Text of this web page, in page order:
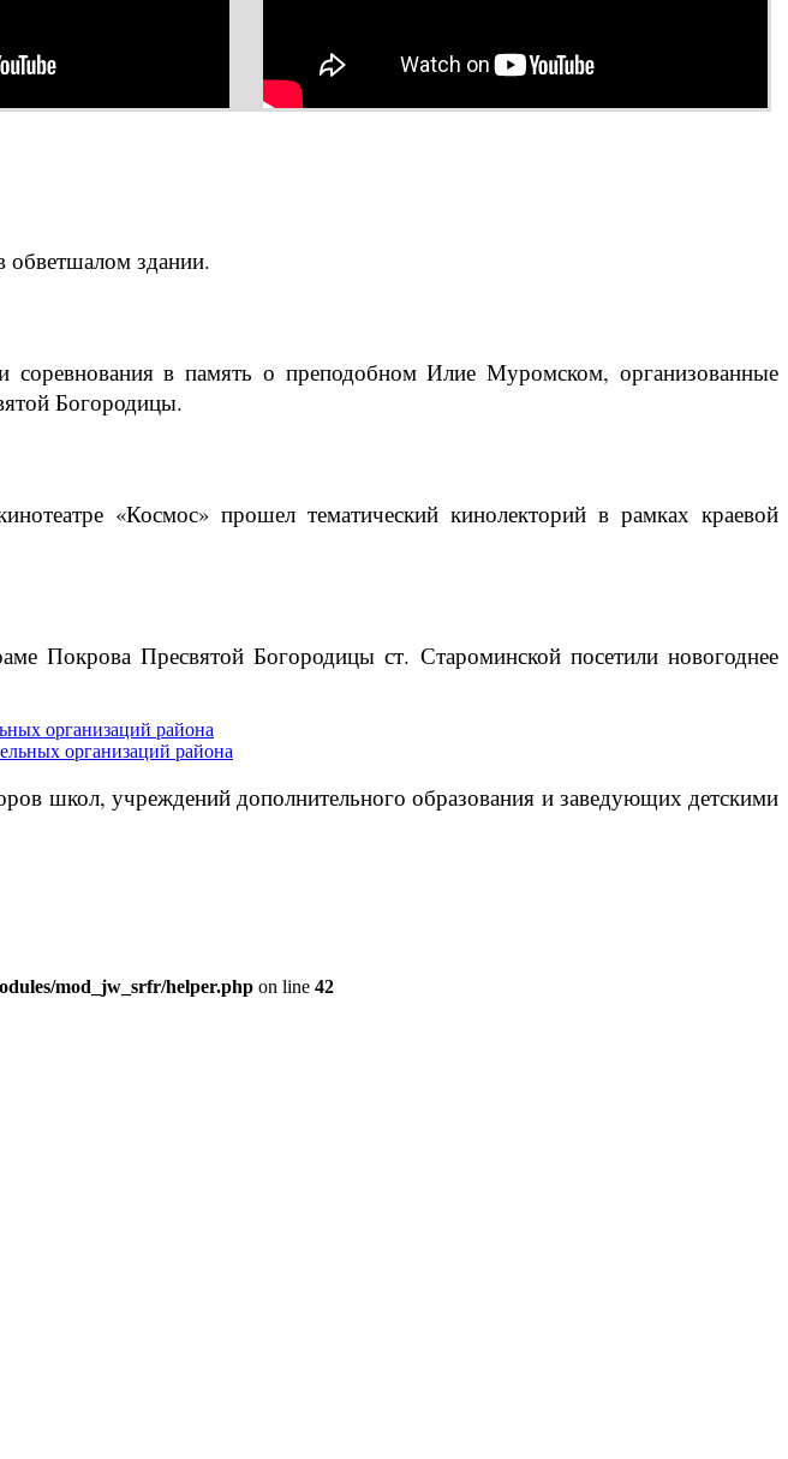
обветшалом здании.
в память о преподобном Илие Муромском, организованные
Богородицы.
«Космос» прошел тематический кинолекторий в рамках краевой
Покрова Пресвятой Богородицы ст. Староминской посетили новогоднее
организаций района
школ, учреждений дополнительного образования и заведующих детскими
mod_jw_srfr/helper.php on line 42